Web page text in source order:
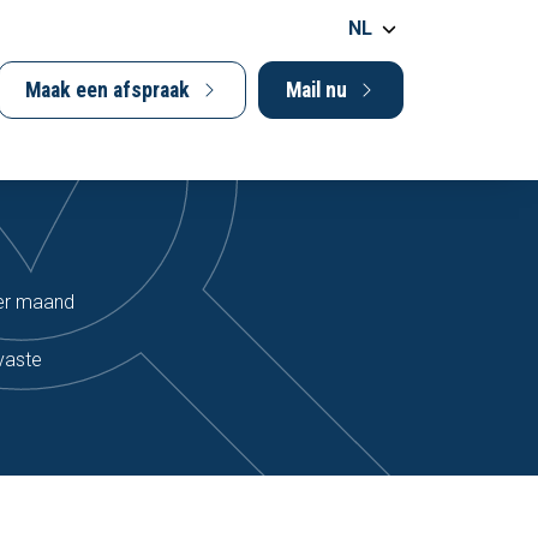
NL
Maak een afspraak Mail nu
maand